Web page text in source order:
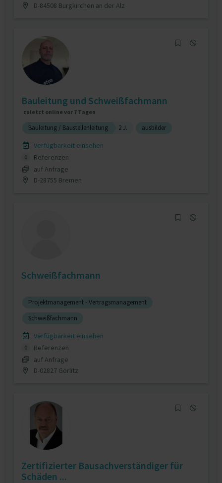
D-84508 Burgkirchen an der Alz
Bauleitung und Schweißfachmann
zuletzt online vor 7 Tagen
Bauleitung / Baustellenleitung 2 J. ausbilder
Verfügbarkeit einsehen
0
Referenzen
auf Anfrage
D-28755 Bremen
Schweißfachmann
Projektmanagement - Vertragsmanagement
Schweißfachmann
Verfügbarkeit einsehen
0
Referenzen
auf Anfrage
D-02827 Görlitz
Zertifizierter Bausachverständiger für
Schäden ...